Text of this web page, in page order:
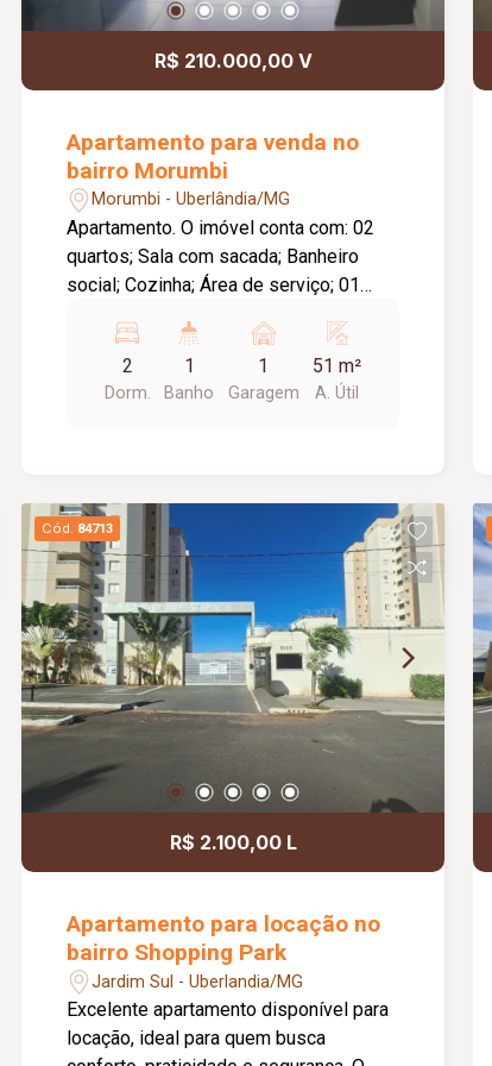
R$ 210.000,00 V
Apartamento para venda no
bairro Morumbi
Morumbi - Uberlândia/MG
Apartamento. O imóvel conta com: 02
quartos; Sala com sacada; Banheiro
social; Cozinha; Área de serviço; 01
Piso em cerâmica; Ambientes
funcionais e bem distribuídos,
proporcionando conforto e praticidade
gás inclusos.
2
Dorm.
1
Banho
1
Garagem
51 m²
A. Útil
Cód. 84713
R$ 2.100,00 L
Apartamento para locação no
bairro Shopping Park
Jardim Sul - Uberlandia/MG
Excelente apartamento disponível para
locação, ideal para quem busca